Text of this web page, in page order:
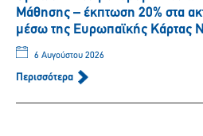
Μάθησης – έκπτωση 20% στα
μέσω της Ευρωπαϊκής Κάρτας
6 Αυγούστου 2026
Περισσότερα